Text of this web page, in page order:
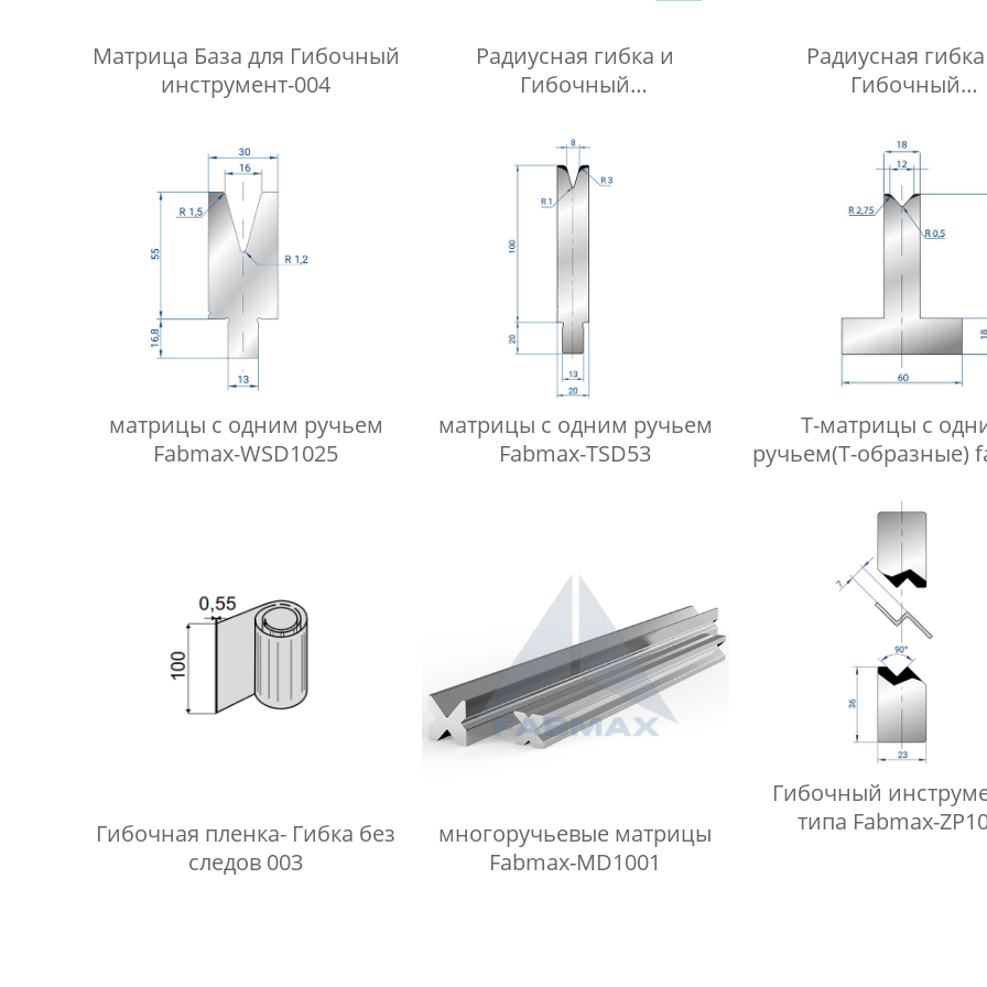
Матрица База для Гибочный
инструмент-004
Радиусная гибка и
Гибочный
Радиусная
Гибочный
матрицы с одним ручьем
Fabmax-WSD1025
матрицы с одним ручьем
Fabmax-TSD53
Т-матрицы с
ручьем(Т-образные)
Гибочная пленка- Гибка без
следов 003
многоручьевые матрицы
Fabmax-MD1001
Гибочный
типа Fabmax-